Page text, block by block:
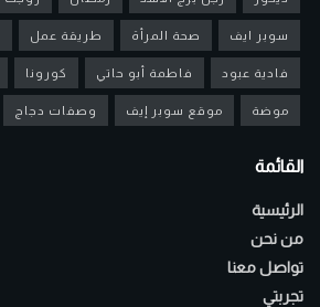
سوبر ايف صحة المرأة طريقة عمل
فادية عبود فاطمة أبو حاتي كورونا
موضة موقع سوبر إيف وصفات دجاج
القائمة
الرئيسية
من نحن
تواصل معنا
تجربتي